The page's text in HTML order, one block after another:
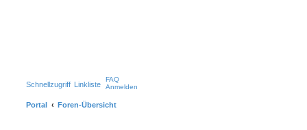
Schnellzugriff Linkliste
FAQ
Anmelden
Portal Foren-Übersicht